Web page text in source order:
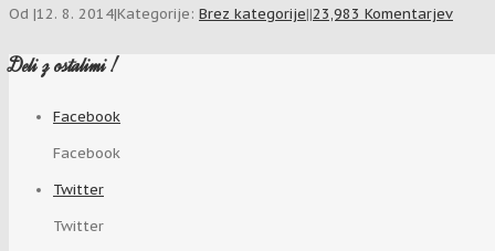
Od |12. 8. 2014|Kategorije: Brez kategorije||23,983 Komentarjev
Deli z ostalimi !
Facebook
Facebook
Twitter
Twitter